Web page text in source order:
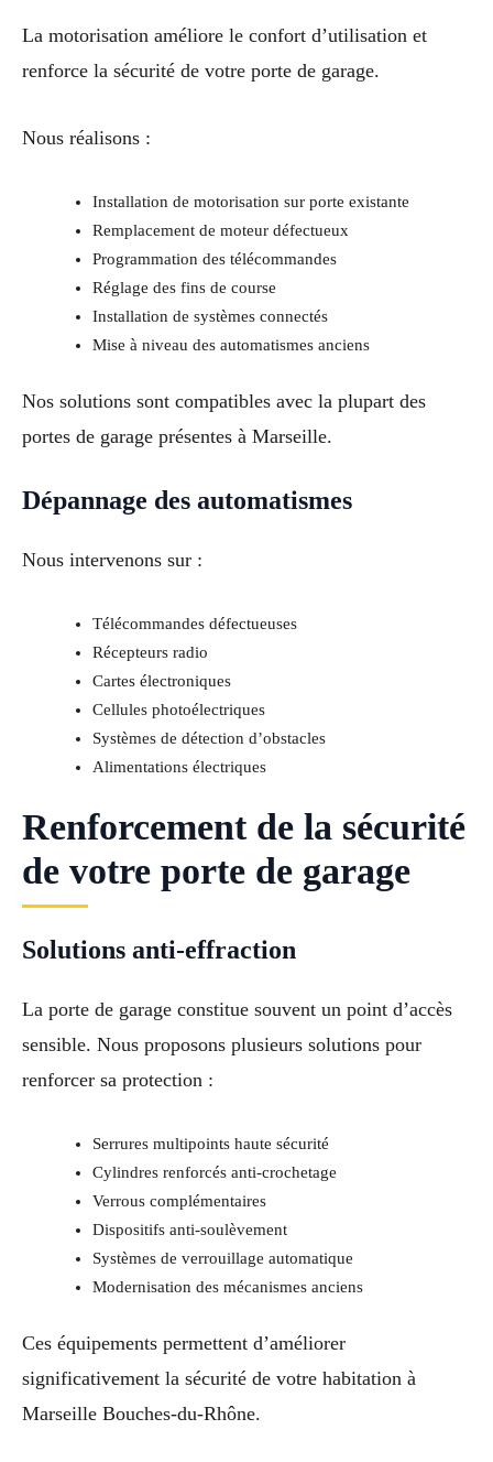
La motorisation améliore le confort d’utilisation et
renforce la sécurité de votre porte de garage.
Nous réalisons :
Installation de motorisation sur porte existante
Remplacement de moteur défectueux
Programmation des télécommandes
Réglage des fins de course
Installation de systèmes connectés
Mise à niveau des automatismes anciens
Nos solutions sont compatibles avec la plupart des
portes de garage présentes à Marseille.
Dépannage des automatismes
Nous intervenons sur :
Télécommandes défectueuses
Récepteurs radio
Cartes électroniques
Cellules photoélectriques
Systèmes de détection d’obstacles
Alimentations électriques
Renforcement de la sécurité
de votre porte de garage
Solutions anti-effraction
La porte de garage constitue souvent un point d’accès
sensible. Nous proposons plusieurs solutions pour
renforcer sa protection :
Serrures multipoints haute sécurité
Cylindres renforcés anti-crochetage
Verrous complémentaires
Dispositifs anti-soulèvement
Systèmes de verrouillage automatique
Modernisation des mécanismes anciens
Ces équipements permettent d’améliorer
significativement la sécurité de votre habitation à
Marseille Bouches-du-Rhône.